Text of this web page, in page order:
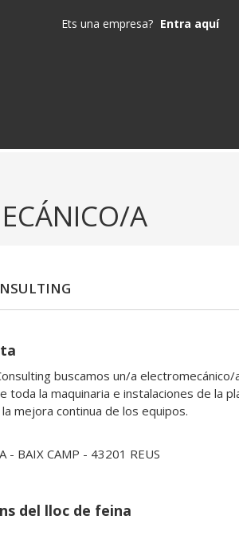
Ets una empresa? Entra aquí
A
buscamos un/a
la maquinaria e instalaciones de la
mejora continua de los equipos.
- BAIX CAMP - 43201 REUS
del lloc de feina